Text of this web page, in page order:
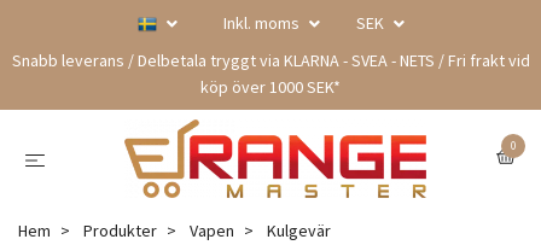
Inkl. moms
SEK
Snabb leverans / Delbetala tryggt via KLARNA - SVEA - NETS / Fri frakt vid
köp över 1000 SEK*
0
Hem Produkter Vapen
Kulgevär